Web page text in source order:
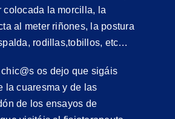
colocada la morcilla, la
al meter riñones, la postura
rodillas,tobillos, etc…
os dejo que sigáis
la cuaresma y de las
de los ensayos de